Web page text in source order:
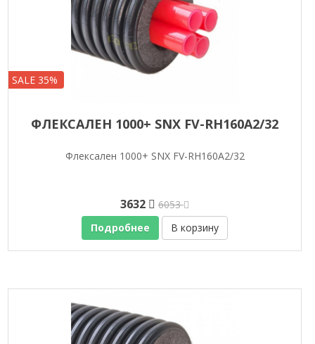
SALE 35%
ФЛЕКСАЛЕН 1000+ SNX FV-RH160A2/32
Флексален 1000+ SNX FV-RH160A2/32
3632
6053
Подробнее
В корзину